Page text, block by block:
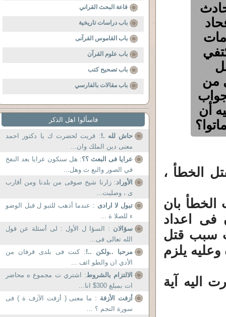
من
أن
الخطأ ،
الخطأ بان
فى اعداد
سبب قتل
يلزم
اليه آية
قاعة البحث القراني
باب دراسات تاريخية
باب القاموس القرآنى
باب علوم القرآن
باب تصحيح كتب
باب مقالات بالفارسي
فاسألوا اهل الذكر
حاش لله .!: قريت لحضرت ك يا دكتور احمد
معنى دين الملك وان...
عرايا فى البعث ؟؟: هل سنكون عرايا بعد النفخ
في الصور والبع ث وهل...
الأوراد: زارنا شيخ صوفى من بلدنا ومن أقارب
ى ، وصليت...
تبول لا ارادى : عندما أذهب للتبو ل قبل الوضو
ء للصلا ة ...
سؤالان : السؤا ل الأول : لى أسئلة عن قول
الله تعالى فى...
مرحبا ..ولكن ..!: كنت فى بلدى قرفان من
الأدي ان والطو ائف ...
الالتزام بالشروط: اشتري ت مجموع ه محاضر
ات بمبلغ 300$ انا...
أزفت الأزفة : ما معنى ( أزفت الآزف ة ) فى
سورة النجم ؟ ...